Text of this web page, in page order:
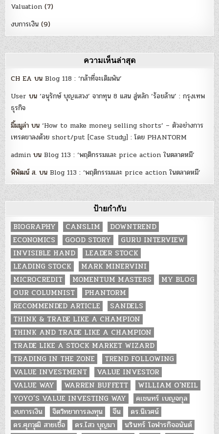
Valuation (7)
งบการเงิน (9)
ความเห็นล่าสุด
CH EA บนBlog 118 : ‘กล้าที่จะเดิมพัน’
User บน‘อนุรักษ์ บุญแสวง’ จากทุน 8 แสน สู่หลัก ‘ร้อยล้าน’ : กรุงเทพ
ธุรกิจ
มิ้มมูล่า บน‘How to make money selling shorts’ – ตัวอย่างการ
เทรดขาลงด้วย short/put [Case Study] : โดย PHANTORM
admin บนBlog 113 : ‘พฤติกรรมและ price action ในตลาดหมี’
พิพัฒน์ ส. บนBlog 113 : ‘พฤติกรรมและ price action ในตลาดหมี’
ป้ายกำกับ
BIOGRAPHY CANSLIM
DOWNTREND
ECONOMICS
GOOD STORY
GURU INTERVIEW
INVISIBLE HAND
LEADER STOCK
LEADING STOCK
MARK MINERVINI
MICROCREDIT
MOMENTUM MASTERS
MY BLOG
OUR COLUMNIST
PHANTORM
RECOMMENDED ARTICLE
SANDELS
THINK & TRADE LIKE A CHAMPION
THINK AND TRADE LIKE A CHAMPION
TRADE LIKE A STOCK MARKET WIZARD
TRADING IN THE ZONE
TREND FOLLOWING
VALUE INVESTMENT
VALUE INVESTOR
VALUE WAY
WARREN BUFFETT
WILLIAM O'NEIL
YOYO’S VALUE INVESTING WAY
คเชนทร์ เบญจกุล
งบการเงิน
จิตวิทยาการลงทุน จีน
ดร.นิเวศน์
ดร.ศุภวุฒิ สายเชื้อ
ดร.ไสว บุญมา
นรินทร์ โอฬารกิจอนันต์